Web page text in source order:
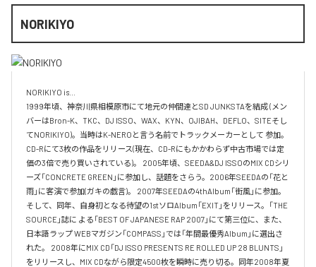
NORIKIYO
NORIKIYO is...
1999年頃、神奈川県相模原市にて地元の仲間達とSD JUNKSTAを結成 (メン
バーはBron-K、TKC、DJ ISSO、WAX、KYN、OJIBAH、DEFLO、SITEそし
てNORIKIYO)。当時はK-NEROと言う名前でトラックメーカーとして 参加。
CD-Rにて3枚の作品をリリース(現在、CD-Rにもかかわらず中古市場では定
価の3倍で売り買いされている)。 2005年頃、SEEDA&DJ ISSOのMIX CDシリ
ーズ「CONCRETE GREEN」に参加し、話題をさらう。2006年SEEDAの「花と
雨」に客演で参加(ガキの戯言)。 2007年SEEDAの4thAlbum「街風」に参加。
そして、同年、自身初となる待望の1stソロAlbum「EXIT」をリリース。「THE
SOURCE」誌に よる「BEST OF JAPANESE RAP 2007」にて第三位に、また、
日本語ラップ WEBマガジン「COMPASS」では「年間最優秀Album」に選出さ
れた。 2008年にMIX CD「DJ ISSO PRESENTS RE ROLLED UP 28 BLUNTS」
をリリースし、MIX CDながら限定4500枚を瞬時に売り切る。同年2008年夏